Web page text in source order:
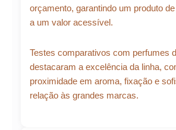
orçamento, garantindo um produto
a um valor acessível.
Testes comparativos com perfumes
destacaram a excelência da linha,
proximidade em aroma, fixação e
relação às grandes marcas.